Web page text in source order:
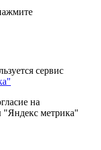
сервис
на
"Яндекс метрика"